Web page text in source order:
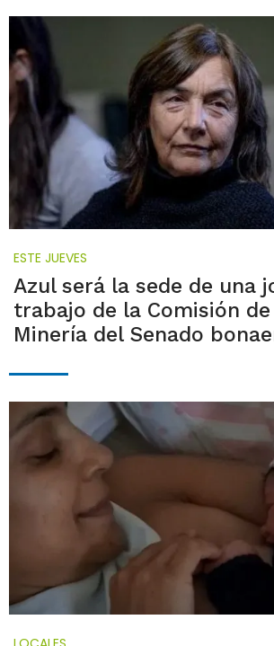
ESTE JUEVES
Azul será la sede de una
trabajo de la Comisión
Minería del Senado